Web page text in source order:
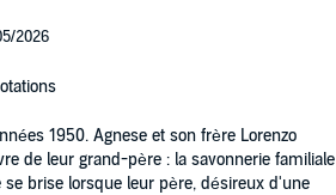
2026
1950. Agnese et son frère Lorenzo
de leur grand-père : la savonnerie familiale
se brise lorsque leur père, désireux d'une